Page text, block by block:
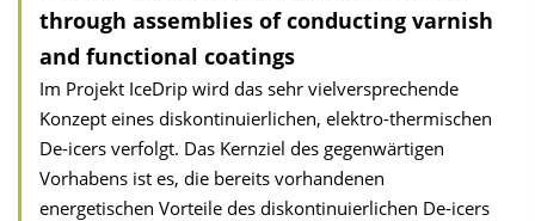
through assemblies of conducting varnish
and functional coatings
Im Projekt IceDrip wird das sehr vielversprechende
Konzept eines diskontinuierlichen, elektro-thermischen
De-icers verfolgt. Das Kernziel des gegenwärtigen
Vorhabens ist es, die bereits vorhandenen
energetischen Vorteile des diskontinuierlichen De-icers